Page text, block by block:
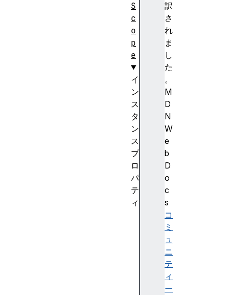
訳
さ
れ
ま
し
た
。
M
D
N
W
e
b
D
o
c
s
コ
ミ
ュ
ニ
テ
ィ
ー
S
c
o
p
e
イ
ン
ス
タ
ン
ス
プ
ロ
パ
テ
ィ